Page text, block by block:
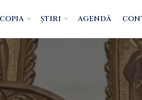
ȘTIRI AGENDĂ